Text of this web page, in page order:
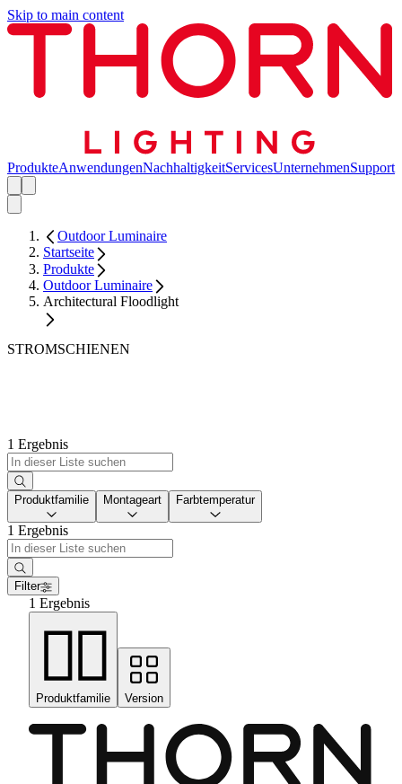
Skip to main content
ProdukteAnwendungenNachhaltigkeitServicesUnternehmenSupport
Outdoor Luminaire
Startseite
Produkte
Outdoor Luminaire
Architectural Floodlight
STROMSCHIENEN
1 Ergebnis
Produktfamilie Montageart Farbtemperatur
1 Ergebnis
Filter
1 Ergebnis
Produktfamilie Version